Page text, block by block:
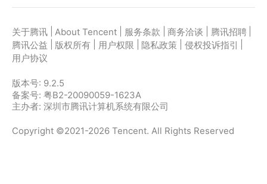
关于腾讯 About Tencent 服务条款 商务洽谈 腾讯招聘
腾讯公益
版权所有 用户权限 隐私政策 侵权投诉指引
用户协议
版本号: 9.2.5
备案号: 粤B2-20090059-1623A
主办者: 深圳市腾讯计算机系统有限公司
Copyright ©2021-2026 Tencent. All Rights Reserved